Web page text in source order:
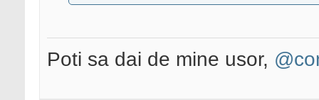
Poti sa dai de mine usor,